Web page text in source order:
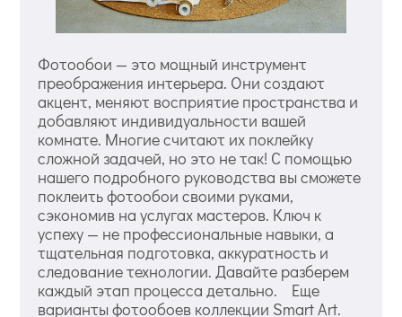
Фотообои — это мощный инструмент
преображения интерьера. Они создают
акцент, меняют восприятие пространства и
добавляют индивидуальности вашей
комнате. Многие считают их поклейку
сложной задачей, но это не так! С помощью
нашего подробного руководства вы сможете
поклеить фотообои своими руками,
сэкономив на услугах мастеров. Ключ к
успеху — не профессиональные навыки, а
тщательная подготовка, аккуратность и
следование технологии. Давайте разберем
каждый этап процесса детально. Еще
варианты фотообоев коллекции Smart Art.